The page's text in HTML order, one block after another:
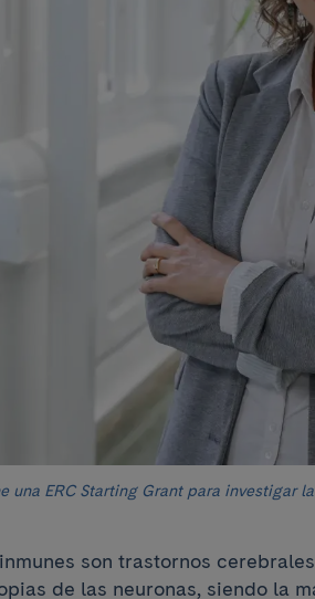
una ERC Starting Grant para investigar
son trastornos
de las neuronas, siendo la